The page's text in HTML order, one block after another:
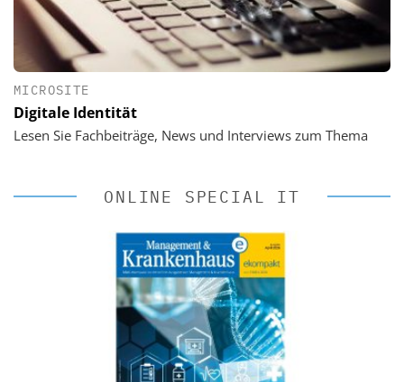
MICROSITE
Digitale Identität
Lesen Sie Fachbeiträge, News und Interviews zum Thema
ONLINE SPECIAL IT